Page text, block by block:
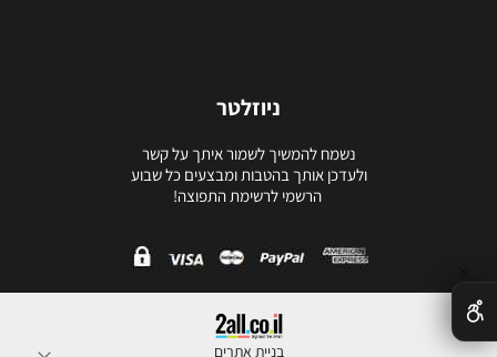
ניוזלטר
נשמח להמשיך לשמור איתך על קשר
ולעדכן אותך בהטבות ומבצעים כל שבוע
הרשמי לרשימת התפוצה!
בניית אתרים